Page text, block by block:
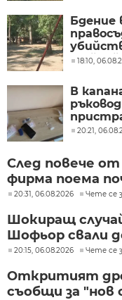
Бдение
18:10,
В
20:21,
След повече
фирма поема
20:31, 06.08.2026 Чете се
Шокиращ
Шофьор свали
20:15, 06.08.2026 Чете се
Откритият
съобщи за "нов